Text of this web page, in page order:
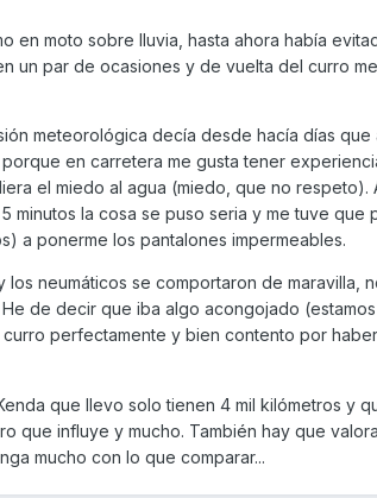
en moto sobre lluvia, hasta ahora había
un par de ocasiones y de vuelta del curro
meteorológica decía desde hacía días
en carretera me gusta tener
el miedo al agua (miedo, que no
minutos la cosa se puso seria y me tuve
a ponerme los pantalones impermeables.
los neumáticos se comportaron de maravilla,
de decir que iba algo acongojado
perfectamente y bien contento por
que llevo solo tienen 4 mil kilómetros y
que influye y mucho. También hay que
mucho con lo que comparar...